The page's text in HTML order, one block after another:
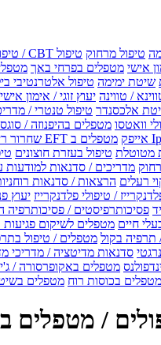
טיפול מרחוק טיפול CBT / טיפול CBT און ליין
מטפלים בפרחי באך
שיטת ימימה טיפול אלטרנטיבי
/ טווינה יעוץ זוגי / אימון אישי
אלכסנדר טיפול טנטרי /
וואטסו מטפלים בהיפנוזה /
מטפלים ב EFT שחרור ריגשי
מטוטלת טיפול בעזרת חוצונים
מדריכים / סדנאות למודעות
רעלים הרצאות / סדנאות
/ טיפולי פלדנקרייז יעוץ
פסיכותרפיסטים / פסיכותרפיה
חיים מטפלים לשיקום פגיעות
תרפיה בקול מטפלים / טיפול
סדנאות מדיטציה / מדריכי
מטפלים באקופרסורה /
בכוסות רוח מטפלים
/ מטפלים